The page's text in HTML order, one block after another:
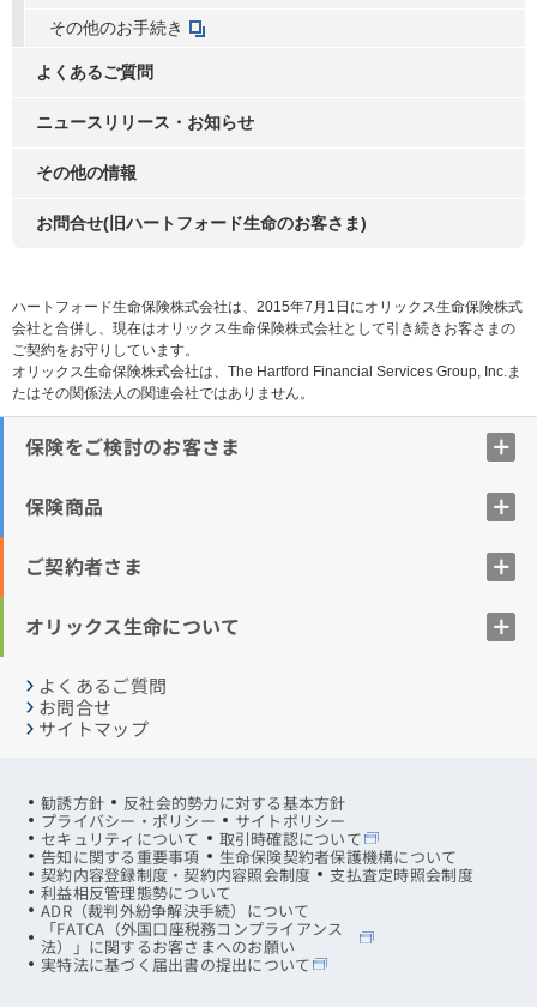
その他のお手続き
よくあるご質問
ニュースリリース・お知らせ
その他の情報
お問合せ(旧ハートフォード生命のお客さま)
ハートフォード生命保険株式会社は、2015年7月1日にオリックス生命保険株式
会社と合併し、現在はオリックス生命保険株式会社として引き続きお客さまの
ご契約をお守りしています。
オリックス生命保険株式会社は、The Hartford Financial Services Group, Inc.ま
たはその関係法人の関連会社ではありません。
保険をご検討のお客さま
保険商品
ご契約者さま
オリックス生命について
よくあるご質問
お問合せ
サイトマップ
勧誘方針 反社会的勢力に対する基本方針
プライバシー・ポリシー サイトポリシー
セキュリティについて 取引時確認について
告知に関する重要事項 生命保険契約者保護機構について
契約内容登録制度・契約内容照会制度 支払査定時照会制度
利益相反管理態勢について
ADR（裁判外紛争解決手続）について
「FATCA（外国口座税務コンプライアンス
法）」に関するお客さまへのお願い
実特法に基づく届出書の提出について